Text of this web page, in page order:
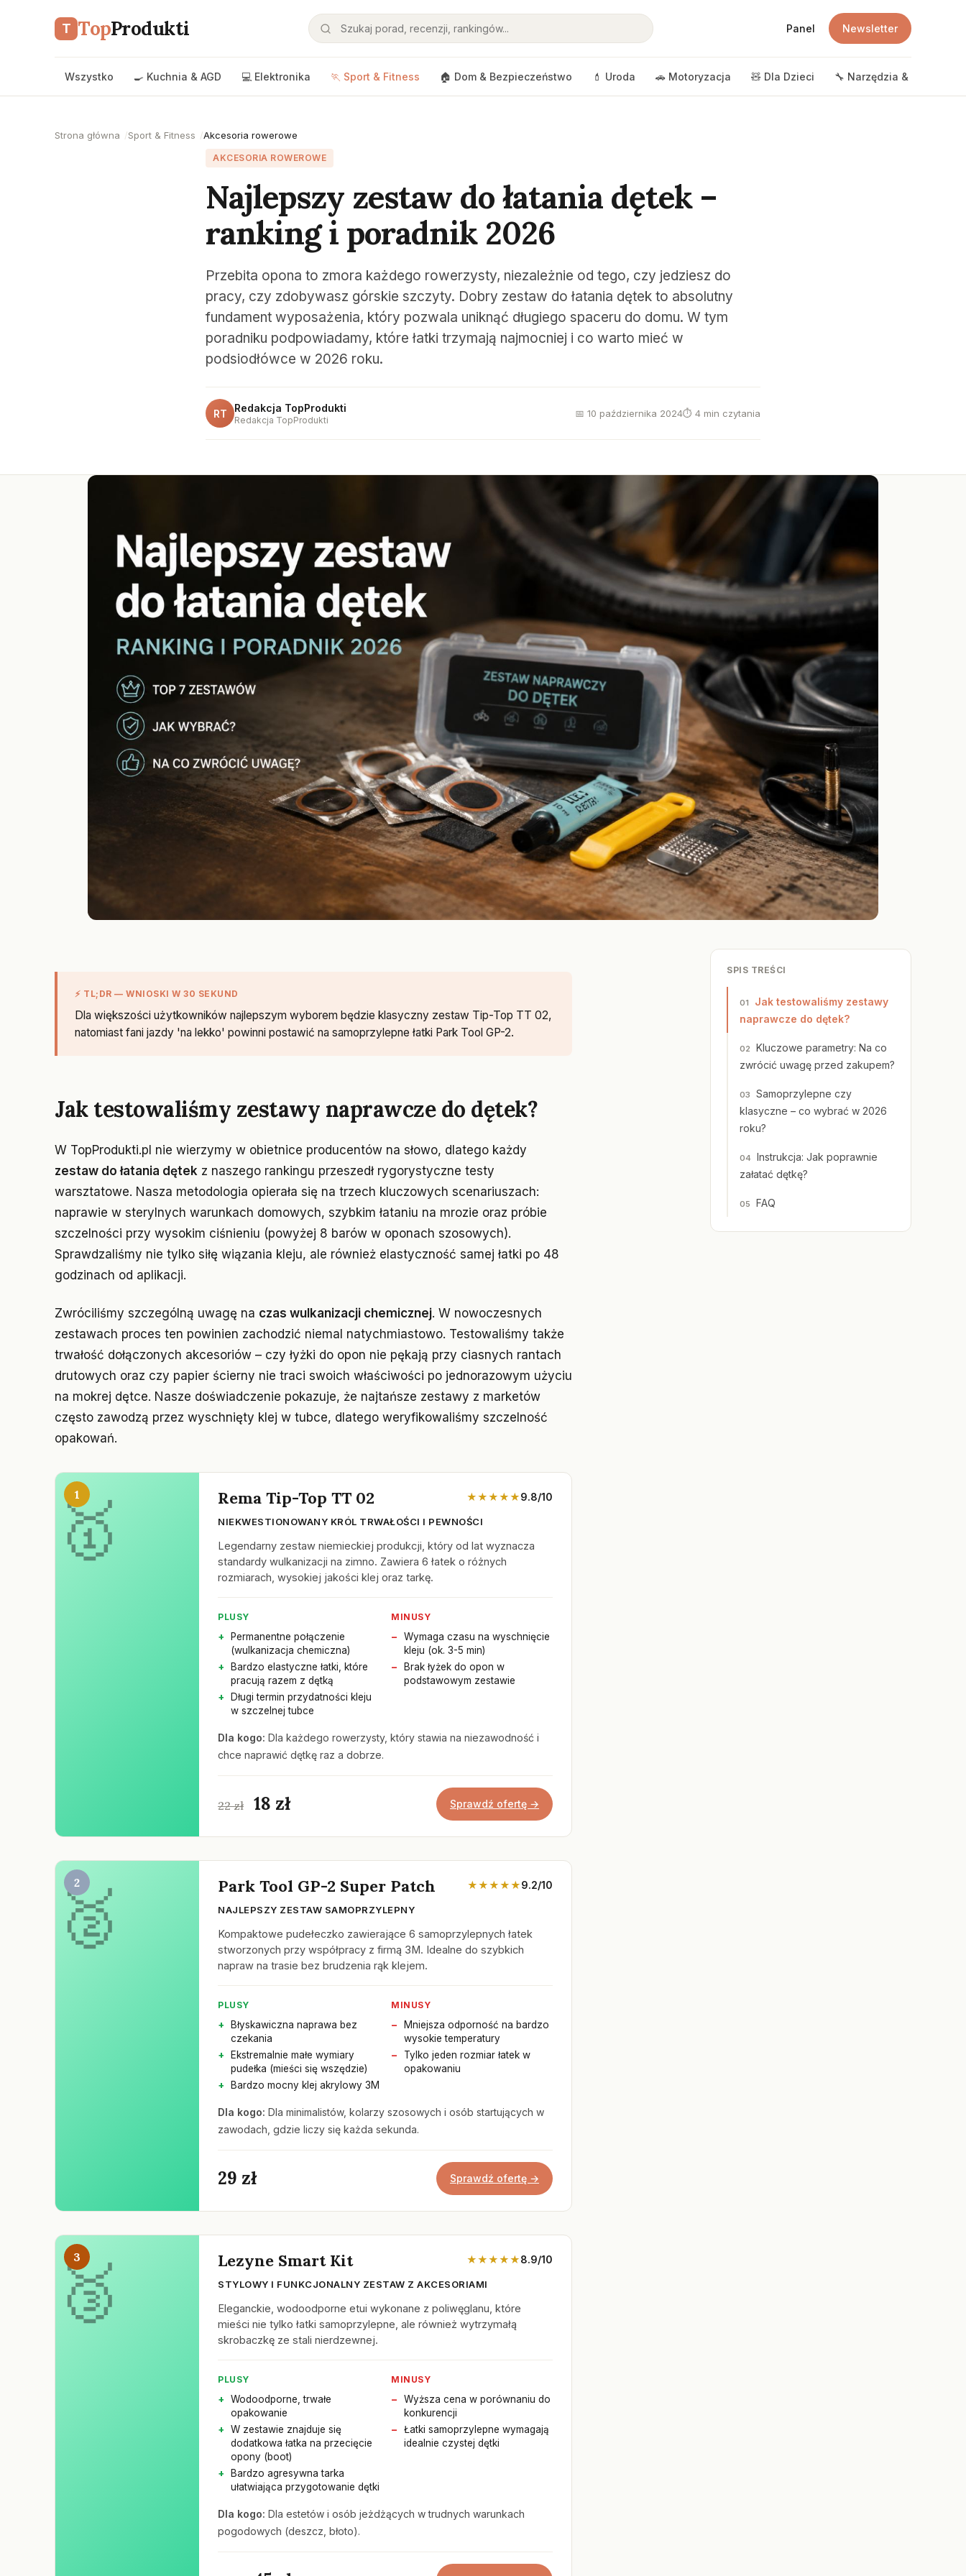
T TopProdukti Panel Newsletter
Wszystko 🍳 Kuchnia & AGD 💻 Elektronika 🏃 Sport & Fitness 🏠 Dom & Bezpieczeństwo 💄 Uroda 🚗 Motoryzacja 🧸 Dla Dzieci 🔧 Narzędzia & DIY
Strona główna Sport & Fitness Akcesoria rowerowe
AKCESORIA ROWEROWE
Najlepszy zestaw do łatania dętek –
ranking i poradnik 2026
Przebita opona to zmora każdego rowerzysty, niezależnie od tego, czy jedziesz do
pracy, czy zdobywasz górskie szczyty. Dobry zestaw do łatania dętek to absolutny
fundament wyposażenia, który pozwala uniknąć długiego spaceru do domu. W tym
poradniku podpowiadamy, które łatki trzymają najmocniej i co warto mieć w
podsiodłówce w 2026 roku.
RT Redakcja TopProdukti
Redakcja TopProdukti
📅 10 października 2024⏱ 4 min czytania
⚡ TL;DR — WNIOSKI W 30 SEKUND
Dla większości użytkowników najlepszym wyborem będzie klasyczny zestaw Tip-Top TT 02,
natomiast fani jazdy 'na lekko' powinni postawić na samoprzylepne łatki Park Tool GP-2.
Jak testowaliśmy zestawy naprawcze do dętek?
W TopProdukti.pl nie wierzymy w obietnice producentów na słowo, dlatego każdy
zestaw do łatania dętek z naszego rankingu przeszedł rygorystyczne testy
warsztatowe. Nasza metodologia opierała się na trzech kluczowych scenariuszach:
naprawie w sterylnych warunkach domowych, szybkim łataniu na mrozie oraz próbie
szczelności przy wysokim ciśnieniu (powyżej 8 barów w oponach szosowych).
Sprawdzaliśmy nie tylko siłę wiązania kleju, ale również elastyczność samej łatki po 48
godzinach od aplikacji.
Zwróciliśmy szczególną uwagę na czas wulkanizacji chemicznej. W nowoczesnych
zestawach proces ten powinien zachodzić niemal natychmiastowo. Testowaliśmy także
trwałość dołączonych akcesoriów – czy łyżki do opon nie pękają przy ciasnych rantach
drutowych oraz czy papier ścierny nie traci swoich właściwości po jednorazowym użyciu
na mokrej dętce. Nasze doświadczenie pokazuje, że najtańsze zestawy z marketów
często zawodzą przez wyschnięty klej w tubce, dlatego weryfikowaliśmy szczelność
opakowań.
1 Rema Tip-Top TT 02 ★★★★★9.8/10
NIEKWESTIONOWANY KRÓL TRWAŁOŚCI I PEWNOŚCI
Legendarny zestaw niemieckiej produkcji, który od lat wyznacza
standardy wulkanizacji na zimno. Zawiera 6 łatek o różnych
rozmiarach, wysokiej jakości klej oraz tarkę.
PLUSY
Permanentne połączenie
(wulkanizacja chemiczna)
Bardzo elastyczne łatki, które
pracują razem z dętką
Długi termin przydatności kleju
w szczelnej tubce
MINUSY
Wymaga czasu na wyschnięcie
kleju (ok. 3-5 min)
Brak łyżek do opon w
podstawowym zestawie
Dla kogo: Dla każdego rowerzysty, który stawia na niezawodność i
chce naprawić dętkę raz a dobrze.
22 zł 18 zł Sprawdź ofertę →
2 Park Tool GP-2 Super Patch ★★★★★9.2/10
NAJLEPSZY ZESTAW SAMOPRZYLEPNY
Kompaktowe pudełeczko zawierające 6 samoprzylepnych łatek
stworzonych przy współpracy z firmą 3M. Idealne do szybkich
napraw na trasie bez brudzenia rąk klejem.
PLUSY
Błyskawiczna naprawa bez
czekania
Ekstremalnie małe wymiary
pudełka (mieści się wszędzie)
Bardzo mocny klej akrylowy 3M
MINUSY
Mniejsza odporność na bardzo
wysokie temperatury
Tylko jeden rozmiar łatek w
opakowaniu
Dla kogo: Dla minimalistów, kolarzy szosowych i osób startujących w
zawodach, gdzie liczy się każda sekunda.
29 zł Sprawdź ofertę →
3 Lezyne Smart Kit ★★★★★8.9/10
STYLOWY I FUNKCJONALNY ZESTAW Z AKCESORIAMI
Eleganckie, wodoodporne etui wykonane z poliwęglanu, które
mieści nie tylko łatki samoprzylepne, ale również wytrzymałą
skrobaczkę ze stali nierdzewnej.
PLUSY
Wodoodporne, trwałe
opakowanie
W zestawie znajduje się
dodatkowa łatka na przecięcie
opony (boot)
Bardzo agresywna tarka
ułatwiająca przygotowanie dętki
MINUSY
Wyższa cena w porównaniu do
konkurencji
Łatki samoprzylepne wymagają
idealnie czystej dętki
Dla kogo: Dla estetów i osób jeżdżących w trudnych warunkach
pogodowych (deszcz, błoto).
SPIS TREŚCI
Jak testowaliśmy zestawy
naprawcze do dętek?
Kluczowe parametry: Na co
zwrócić uwagę przed zakupem?
Samoprzylepne czy
klasyczne – co wybrać w 2026
roku?
Instrukcja: Jak poprawnie
załatać dętkę?
FAQ